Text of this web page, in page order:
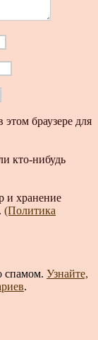
браузере для
кто-нибудь
и хранение
(Политика
спамом. Узнайте,
.